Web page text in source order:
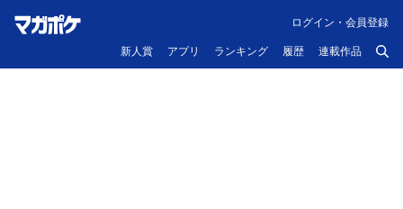
新人賞 アプリ ランキング 履歴 連載作品
ログイン・会員登録